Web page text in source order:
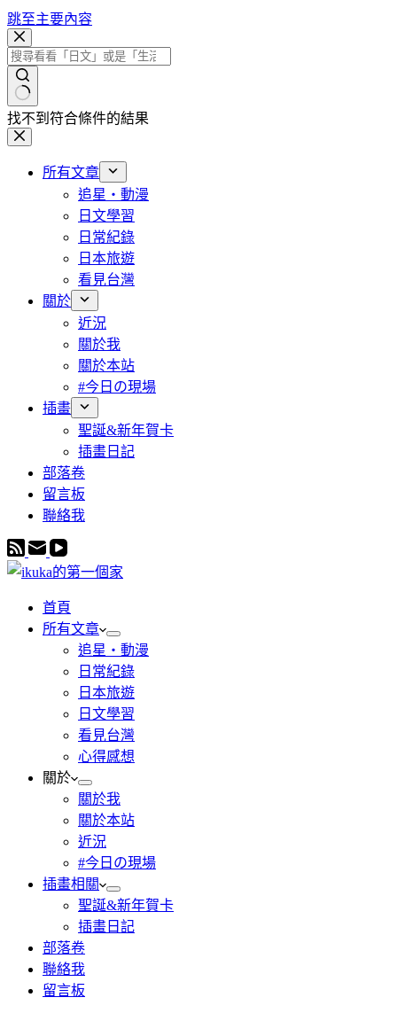
跳至主要內容
找不到符合條件的結果
所有文章
追星・動漫
日文學習
日常紀錄
日本旅遊
看見台灣
關於
近況
關於我
關於本站
#今日の現場
插畫
聖誕&新年賀卡
插畫日記
部落卷
留言板
聯絡我
首頁
所有文章
追星・動漫
日常紀錄
日本旅遊
日文學習
看見台灣
心得感想
關於
關於我
關於本站
近況
#今日の現場
插畫相關
聖誕&新年賀卡
插畫日記
部落卷
聯絡我
留言板